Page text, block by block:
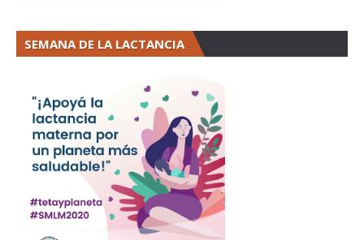
SEMANA DE LA LACTANCIA